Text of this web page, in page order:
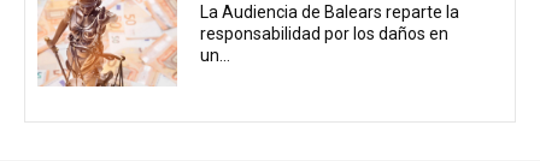
La Audiencia de Balears reparte la
responsabilidad por los daños en
un...